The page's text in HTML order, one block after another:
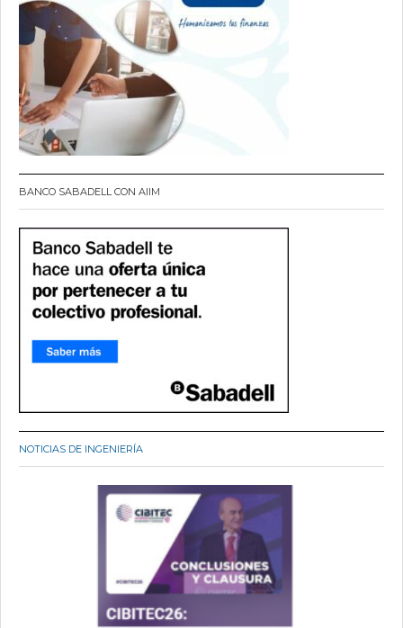
BANCO SABADELL CON AIIM
NOTICIAS DE INGENIERÍA